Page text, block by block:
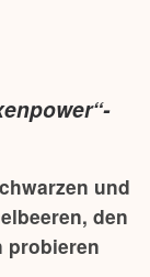
und
den
probieren